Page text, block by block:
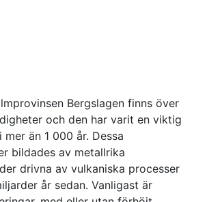
Bergslagen finns över
och den har varit en viktig
än 1 000 år. Dessa
bildades av metallrika
drivna av vulkaniska processer
år sedan. Vanligast är